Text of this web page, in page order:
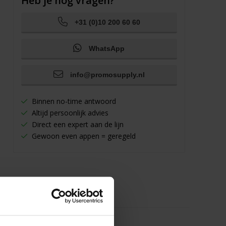
+31 (0)10 200 60 60
WhatsApp
info@promosupply.nl
Binnen no-time antwoord
Altijd persoonlijk advies
Direct een expert aan de lijn
Gewoon even appen = geregeld